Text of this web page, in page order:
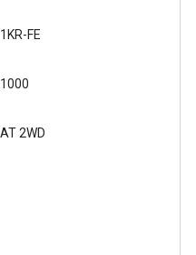
1KR-FE
1000
AT 2WD